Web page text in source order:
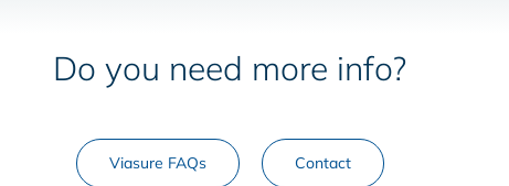
Do you need more info?
Viasure FAQs Contact